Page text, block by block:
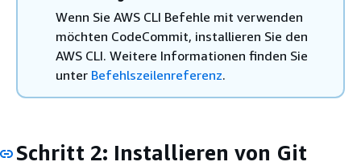
Wenn Sie AWS CLI Befehle mit verwenden
möchten CodeCommit, installieren Sie den
AWS CLI. Weitere Informationen finden Sie
unter Befehlszeilenreferenz.
Schritt 2: Installieren von Git